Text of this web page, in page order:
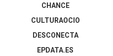
CHANCE
CULTURAOCIO
DESCONECTA
EPDATA.ES